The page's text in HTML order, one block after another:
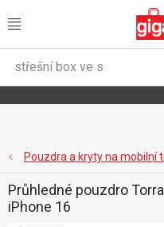
na
VŠECHNY KATEGORIE
ZAHRADA
DÍLNA
Pouzdra a kryty na mobilní
Průhledné pouzdro
iPhone 16